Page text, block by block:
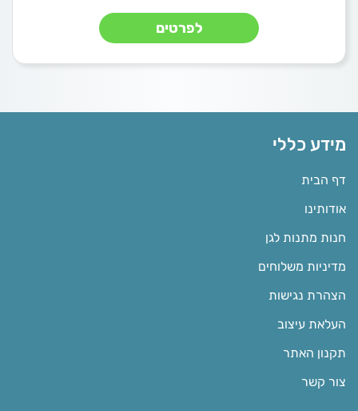
לפרטים
מידע כללי
דף הבית
אודותינו
חנות מתנות לגן
מדיניות משלוחים
הצהרת נגישות
העלאת עיצוב
תקנון האתר
צור קשר